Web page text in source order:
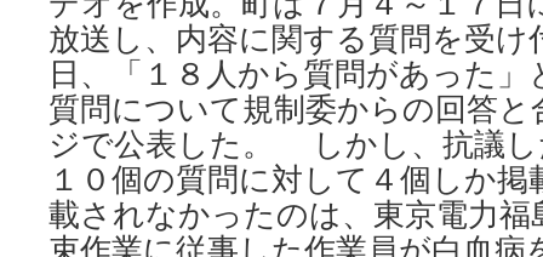
放送し、内容に関する質問を受け
日、「１８人から質問があった
質問について規制委からの回答
ジで公表した。 しかし、抗議し
１０個の質問に対して４個しか
載されなかったのは、東京電力福
束作業に従事した作業員が白血病